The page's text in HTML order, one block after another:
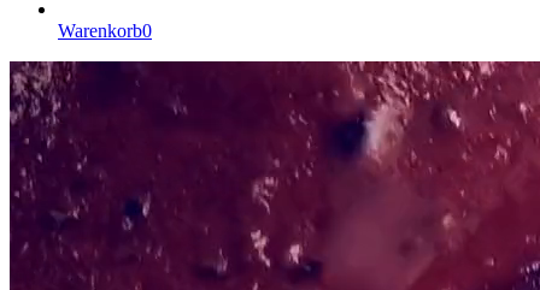
Warenkorb0